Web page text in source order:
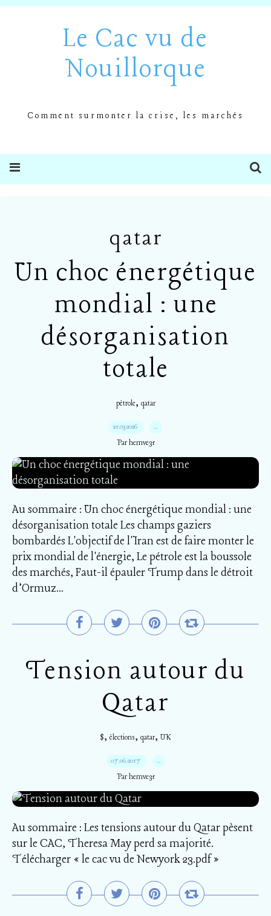
Le Cac vu de
Nouillorque
Comment surmonter la crise, les marchés
qatar
Un choc énergétique
mondial : une
désorganisation
totale
pétrole, qatar
21.03.2026 …
Par hemve31
Au sommaire : Un choc énergétique mondial : une
désorganisation totale Les champs gaziers
bombardés L'objectif de l'Iran est de faire monter le
prix mondial de l'énergie, Le pétrole est la boussole
des marchés, Faut-il épauler Trump dans le détroit
d’Ormuz...
Tension autour du
Qatar
$, élections, qatar, UK
07.06.2017 …
Par hemve31
Au sommaire : Les tensions autour du Qatar pèsent
sur le CAC, Theresa May perd sa majorité.
Télécharger « le cac vu de Newyork 23.pdf »